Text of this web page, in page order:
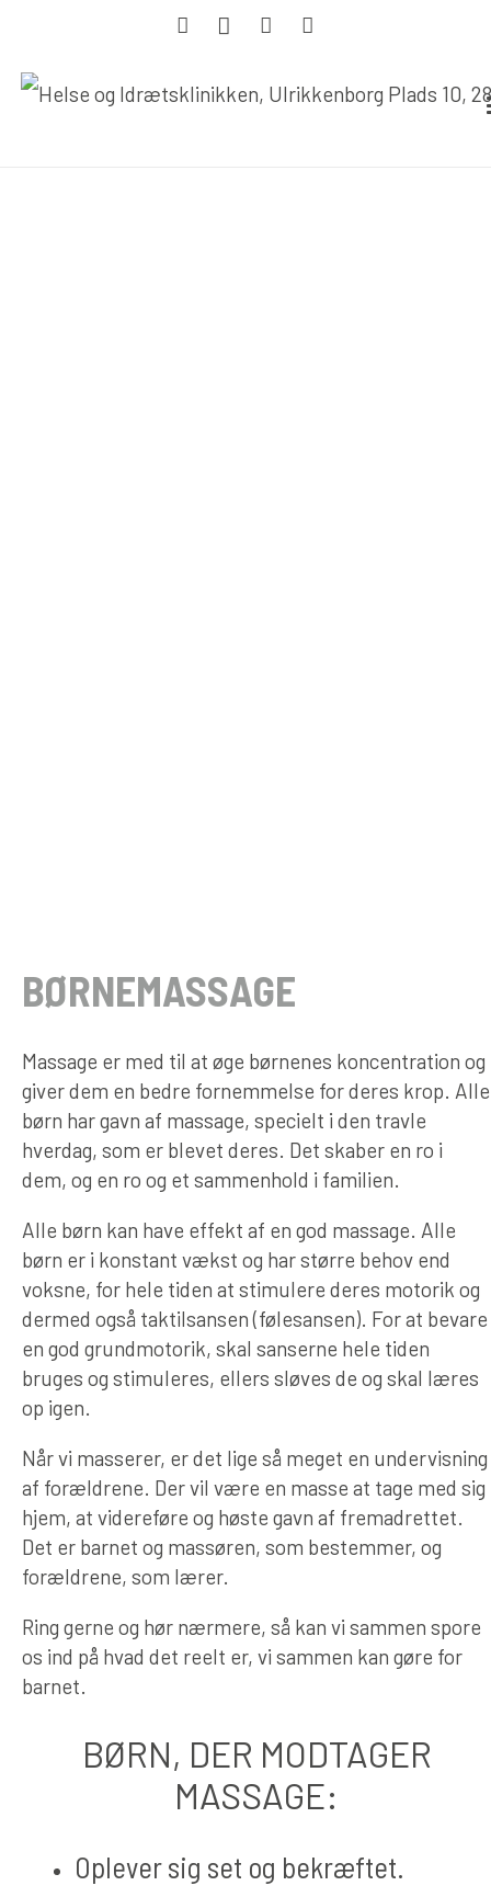
BØRNEMASSAGE
Massage er med til at øge børnenes koncentration og
giver dem en bedre fornemmelse for deres krop. Alle
børn har gavn af massage, specielt i den travle
hverdag, som er blevet deres. Det skaber en ro i
dem, og en ro og et sammenhold i familien.
Alle børn kan have effekt af en god massage. Alle
børn er i konstant vækst og har større behov end
voksne, for hele tiden at stimulere deres motorik og
dermed også taktilsansen (følesansen). For at bevare
en god grundmotorik, skal sanserne hele tiden
bruges og stimuleres, ellers sløves de og skal læres
op igen.
Når vi masserer, er det lige så meget en undervisning
af forældrene. Der vil være en masse at tage med sig
hjem, at videreføre og høste gavn af fremadrettet.
Det er barnet og massøren, som bestemmer, og
forældrene, som lærer.
Ring gerne og hør nærmere, så kan vi sammen spore
os ind på hvad det reelt er, vi sammen kan gøre for
barnet.
BØRN, DER MODTAGER
MASSAGE:
Oplever sig set og bekræftet.